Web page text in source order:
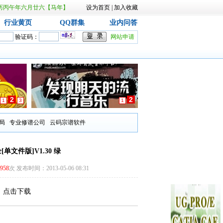
丙午年六月廿六【马年】 设为首页 加入收藏
行业黄页 QQ群集 业内问答
验证码： 网站申请
1 2 3 1 2
专业修谱公司 云码宗谱软件
单文件版]V1.30 绿
次 发布时间：2013-05-06 08:31
点击下载